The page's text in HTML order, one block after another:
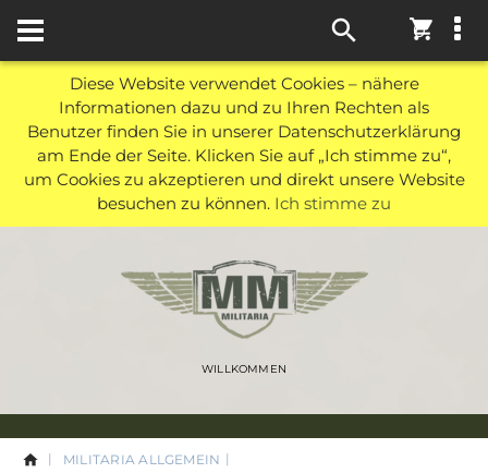
Diese Website verwendet Cookies – nähere
Informationen dazu und zu Ihren Rechten als
Benutzer finden Sie in unserer Datenschutzerklärung
am Ende der Seite. Klicken Sie auf „Ich stimme zu“,
um Cookies zu akzeptieren und direkt unsere Website
besuchen zu können. Ich stimme zu
WILLKOMMEN
0
MILITARIA ALLGEMEIN